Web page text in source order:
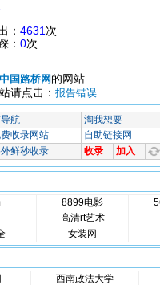
： 4631 次
： 0次
中国路桥网 的网站
请点击： 报告错误
8899电影
高清rt艺术
女装网
西南政法大学